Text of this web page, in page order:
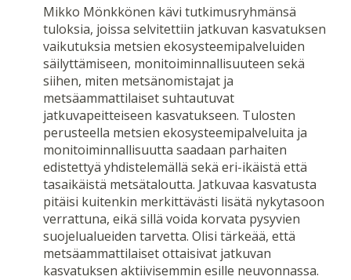
Mikko Mönkkönen kävi tutkimusryhmänsä
tuloksia, joissa selvitettiin jatkuvan kasvatuksen
vaikutuksia metsien ekosysteemipalveluiden
säilyttämiseen, monitoiminnallisuuteen sekä
siihen, miten metsänomistajat ja
metsäammattilaiset suhtautuvat
jatkuvapeitteiseen kasvatukseen. Tulosten
perusteella metsien ekosysteemipalveluita ja
monitoiminnallisuutta saadaan parhaiten
edistettyä yhdistelemällä sekä eri-ikäistä että
tasaikäistä metsätaloutta. Jatkuvaa kasvatusta
pitäisi kuitenkin merkittävästi lisätä nykytasoon
verrattuna, eikä sillä voida korvata pysyvien
suojelualueiden tarvetta. Olisi tärkeää, että
metsäammattilaiset ottaisivat jatkuvan
kasvatuksen aktiivisemmin esille neuvonnassa.